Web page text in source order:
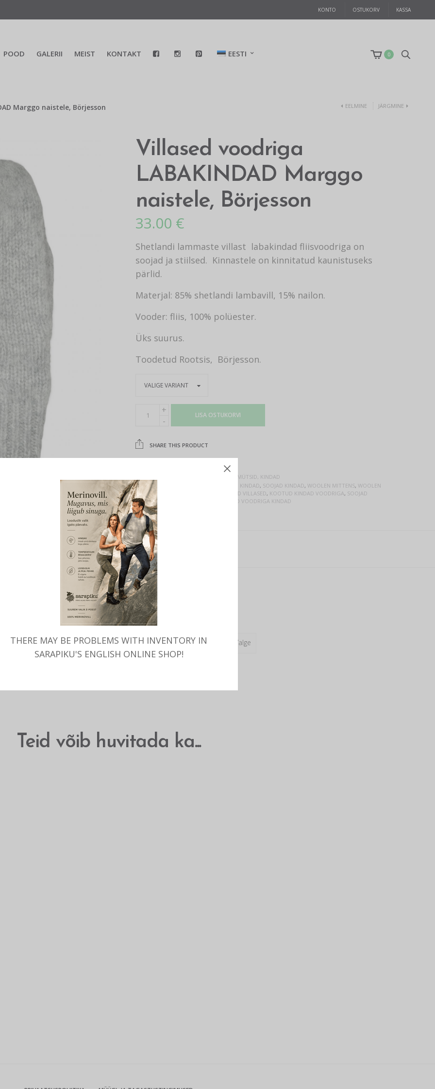
THERE MAY BE PROBLEMS WITH INVENTORY IN
SARAPIKU'S ENGLISH ONLINE SHOP!
KONTO OSTUKORV KASSA
POOD GALERII MEIST KONTAKT EESTI 0
Marggo naistele, Börjesson EELMINE JÄRGMINE
Villased voodriga
LABAKINDAD Marggo
naistele, Börjesson
33.00 €
Shetlandi lammaste villast labakindad fliisvoodriga on
soojad ja stiilsed. Kinnastele on kinnitatud kaunistuseks
pärlid.
Materjal: 85% shetlandi lambavill, 15% nailon.
Vooder: fliis, 100% polüester.
Üks suurus.
Toodetud Rootsis, Börjesson.
LISA OSTUKORVI
SHARE THIS PRODUCT
MÜTSID, KINDAD
TAGS:NAISTE KINDAD NAISTE VILLASED KINDAD, SOOJAD KINDAD, WOOLEN MITTENS, WOOLEN
MITTENS WOMENS
LABAKINDAD SOOJAD VILLASED, KOOTUD KINDAD VOODRIGA, SOOJAD
VILLASED KINDAD
VILLASED VOODRIGA KINDAD
LISAINFO
Lisainfo
Hall, Valge
Teid võib huvitada ka...